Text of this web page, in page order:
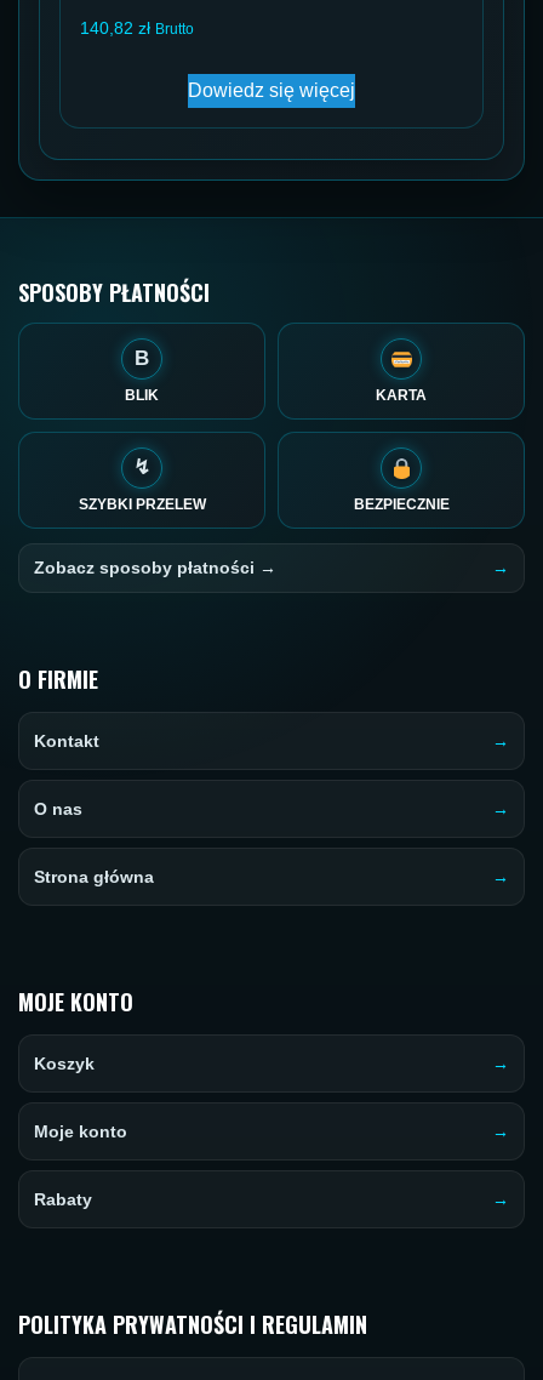
140,82 zł Brutto
Dowiedz się więcej
SPOSOBY PŁATNOŚCI
B
BLIK KARTA
↯
SZYBKI PRZELEW BEZPIECZNIE
Zobacz sposoby płatności →
O FIRMIE
Kontakt
O nas
Strona główna
MOJE KONTO
Koszyk
Moje konto
Rabaty
POLITYKA PRYWATNOŚCI I REGULAMIN